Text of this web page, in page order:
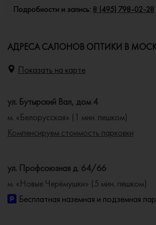
Подробности и запись: 8 (495) 798-02-28
АДРЕСА САЛОНОВ ОПТИКИ В
Показать на карте
ул. Бутырский Вал, дом 4
м. «Белорусская» (1 мин. пешком)
Компенсируем стоимость парковки
ул. Профсоюзная д. 64/66
м. «Новые Черёмушки» (5 мин. пешком)
Бесплатная наземная и подземная